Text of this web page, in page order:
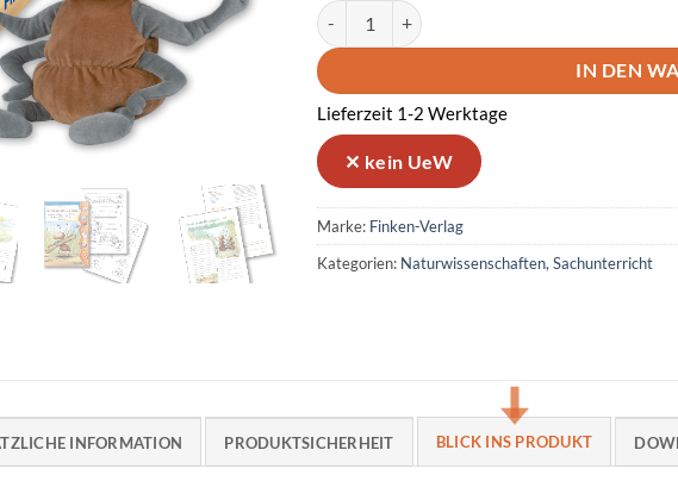
Forschen mit Fred mit Handpuppe Menge
IN DEN
Lieferzeit 1-2 Werktage
Kategorien: Naturwissenschaften, Sachunterricht
Marke: Finken-Verlag
INFORMATION PRODUKTSICHERHEIT BLICK INS PRODUKT